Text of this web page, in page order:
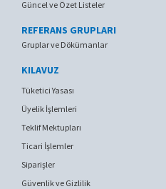
Güncel ve Özet Listeler
REFERANS GRUPLARI
Gruplar ve Dökümanlar
KILAVUZ
Tüketici Yasası
Üyelik İşlemleri
Teklif Mektupları
Ticari İşlemler
Siparişler
Güvenlik ve Gizlilik